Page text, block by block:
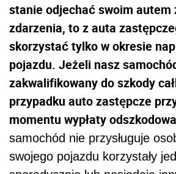
stanie odjechać swoim autem
zdarzenia, to z auta
skorzystać tylko w okresie
pojazdu. Jeżeli nasz
zakwalifikowany do szkody
przypadku auto zastępcze
momentu wypłaty
samochód nie przysługuje
swojego pojazdu korzystały